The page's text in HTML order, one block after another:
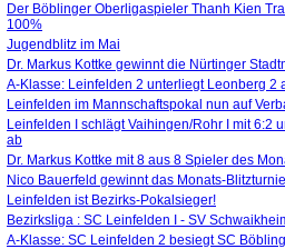
Der Böblinger Oberligaspieler Thanh Kien
100%
Jugendblitz im Mai
Dr. Markus Kottke gewinnt die Nürtinger
A-Klasse: Leinfelden 2 unterliegt Leonberg 2
Leinfelden im Mannschaftspokal nun auf
Leinfelden I schlägt Vaihingen/Rohr I mit 6:2
ab
Dr. Markus Kottke mit 8 aus 8 Spieler des
Nico Bauerfeld gewinnt das Monats-
Leinfelden ist Bezirks-Pokalsieger!
Bezirksliga : SC Leinfelden I - SV
A-Klasse: SC Leinfelden 2 besiegt SC